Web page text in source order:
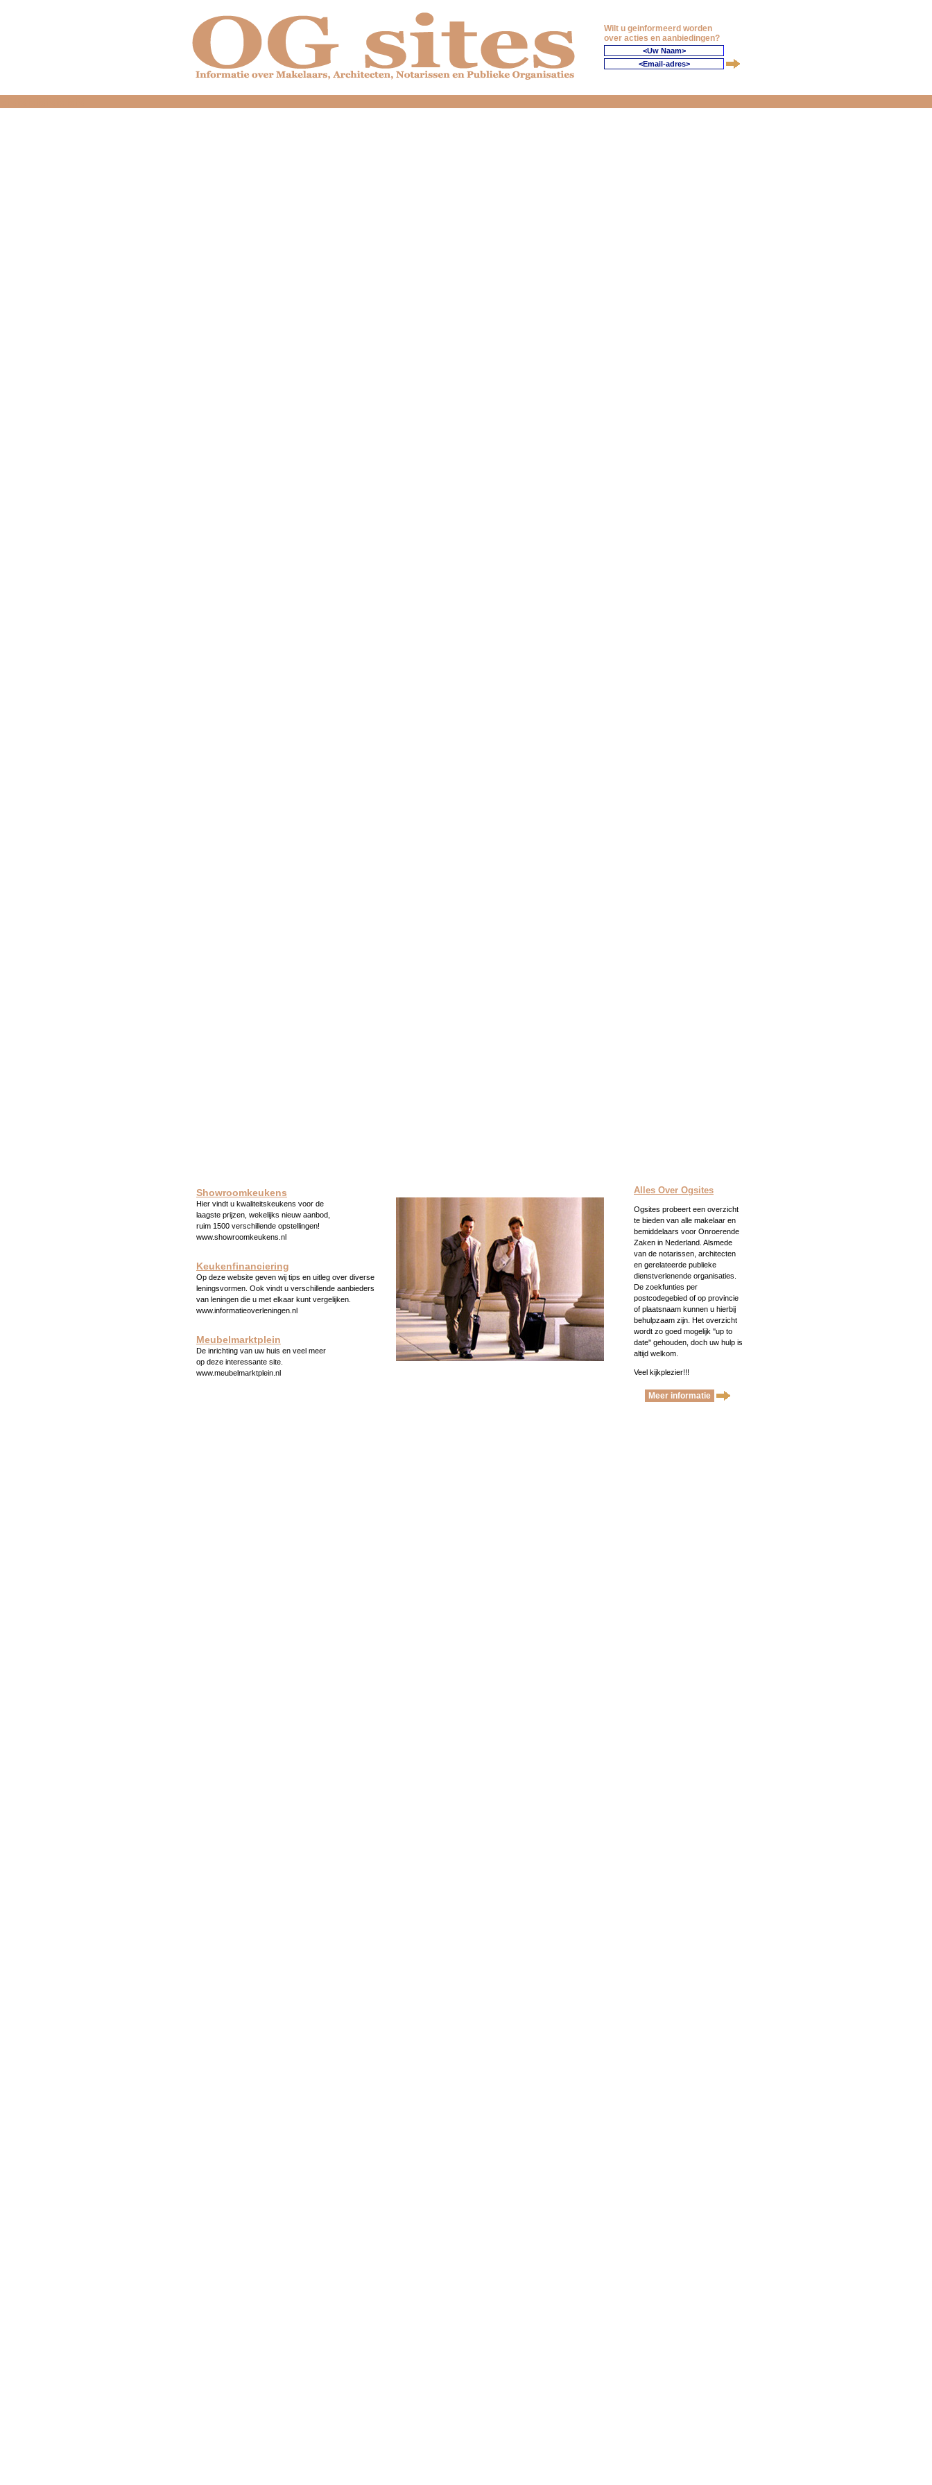
Wilt u geinformeerd worden
over acties en aanbiedingen?
Showroomkeukens
Hier vindt u kwaliteitskeukens voor de
laagste prijzen, wekelijks nieuw aanbod,
ruim 1500 verschillende opstellingen!
www.showroomkeukens.nl
Keukenfinanciering
Op deze website geven wij tips en uitleg over diverse
leningsvormen. Ook vindt u verschillende aanbieders
van leningen die u met elkaar kunt vergelijken.
www.informatieoverleningen.nl
Meubelmarktplein
De inrichting van uw huis en veel meer
op deze interessante site.
www.meubelmarktplein.nl
Alles Over Ogsites
Ogsites probeert een overzicht
te bieden van alle makelaar en
bemiddelaars voor Onroerende
Zaken in Nederland. Alsmede
van de notarissen, architecten
en gerelateerde publieke
dienstverlenende organisaties.
De zoekfunties per
postcodegebied of op provincie
of plaatsnaam kunnen u hierbij
behulpzaam zijn. Het overzicht
wordt zo goed mogelijk ''up to
date'' gehouden, doch uw hulp is
altijd welkom.
Veel kijkplezier!!!
Meer informatie